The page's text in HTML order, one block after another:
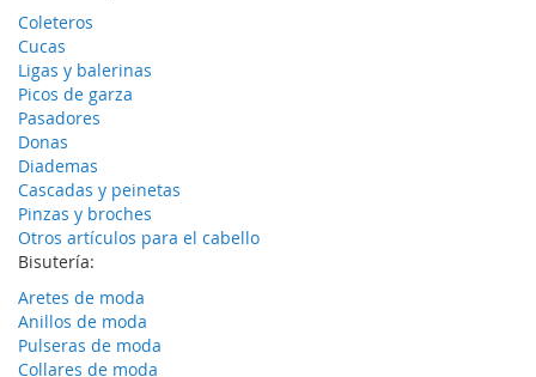
Coleteros
Cucas
Ligas y balerinas
Picos de garza
Pasadores
Donas
Diademas
Cascadas y peinetas
Pinzas y broches
Otros artículos para el cabello
Bisutería:
Aretes de moda
Anillos de moda
Pulseras de moda
Collares de moda